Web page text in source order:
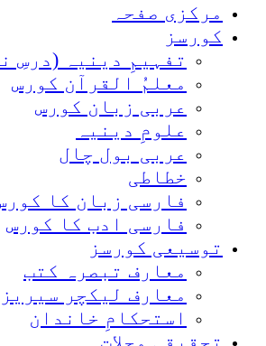
مرکزی صفحہ
کورسز
تفہیمِ دینیہ (درسِ
معلمُ القرآن کورس
عربی زبان کورس
علومِ دینیہ
عربی بول چال
خطاطی
فارسی زبان کا
فارسی ادب کا کورس
توسیعی کورسز
معارف تبصرہ کتب
معارف لیکچر سیریز
استحکامِ خاندان
تحقیقی مجلات